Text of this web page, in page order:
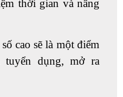
thời gian và nâng
cao sẽ là một điểm
dụng, mở ra